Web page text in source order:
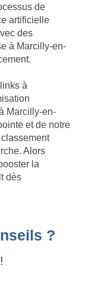
de
artificielle
des
à Marcilly-en-
à
Marcilly-en-
et de notre
Alors
la
dès
?